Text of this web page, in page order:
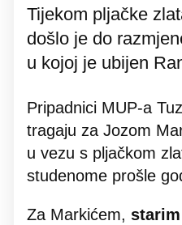
Tijekom pljačke
došlo je do
u kojoj je ubijen
Pripadnici MUP-a
tragaju za Jozom
u vezu s pljačkom
studenome prošle
Za Markićem,